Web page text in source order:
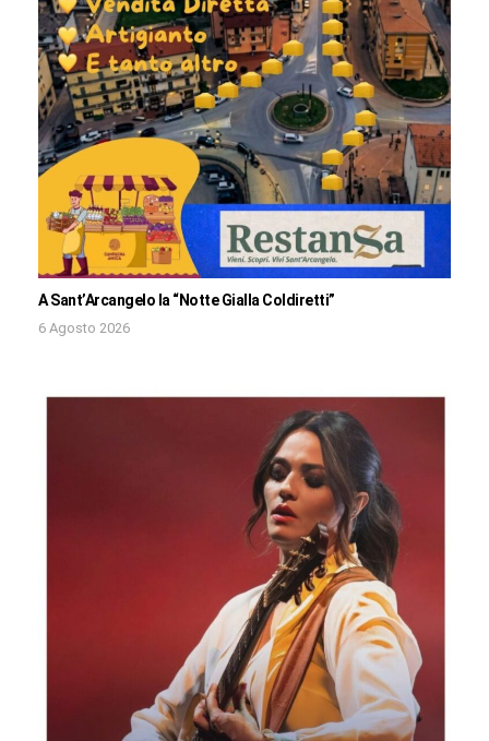
A Sant’Arcangelo la “Notte Gialla Coldiretti”
6 Agosto 2026